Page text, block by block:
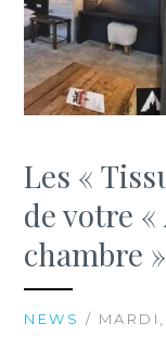
Les «
de votre
chambre »
NEWS / MARDI,